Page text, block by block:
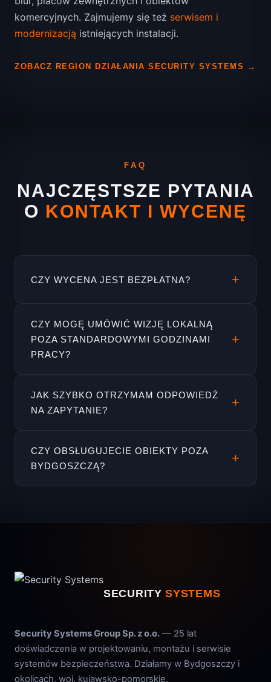
komercyjnych. Zajmujemy się też serwisem i
modernizacją istniejących instalacji.
ZOBACZ REGION DZIAŁANIA SECURITY SYSTEMS →
FAQ
NAJCZĘSTSZE PYTANIA
O KONTAKT I WYCENĘ
CZY WYCENA JEST BEZPŁATNA?
CZY MOGĘ UMÓWIĆ WIZJĘ LOKALNĄ
POZA STANDARDOWYMI GODZINAMI
PRACY?
JAK SZYBKO OTRZYMAM ODPOWIEDŹ
NA ZAPYTANIE?
CZY OBSŁUGUJECIE OBIEKTY POZA
BYDGOSZCZĄ?
SECURITYSYSTEMS
Security Systems Group Sp. z o.o. — 25 lat
doświadczenia w projektowaniu, montażu i serwisie
systemów bezpieczeństwa. Działamy w Bydgoszczy i
okolicach, woj. kujawsko-pomorskie.